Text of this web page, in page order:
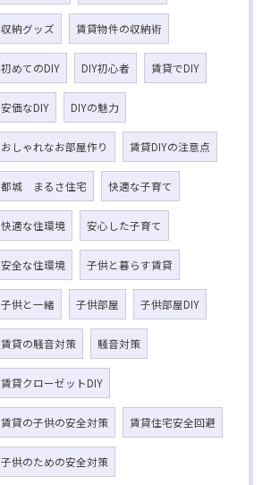
収納グッズ 賃貸物件の収納術
初めてのDIY DIY初心者 賃貸でDIY
安価なDIY DIYの魅力
おしゃれなお部屋作り 賃貸DIYの注意点
都城 まるさ住宅 快適な子育て
快適な住環境 安心した子育て
安全な住環境 子供と暮らす賃貸
子供と一緒 子供部屋 子供部屋DIY
賃貸の騒音対策 騒音対策
賃貸クローゼットDIY
賃貸の子供の安全対策 賃貸住宅安全回避
子供のための安全対策